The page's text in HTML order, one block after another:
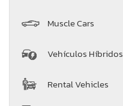
Muscle Cars
Vehículos Híbridos
Rental Vehicles